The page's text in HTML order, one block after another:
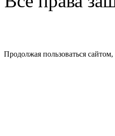
Продолжая пользоваться сайтом,